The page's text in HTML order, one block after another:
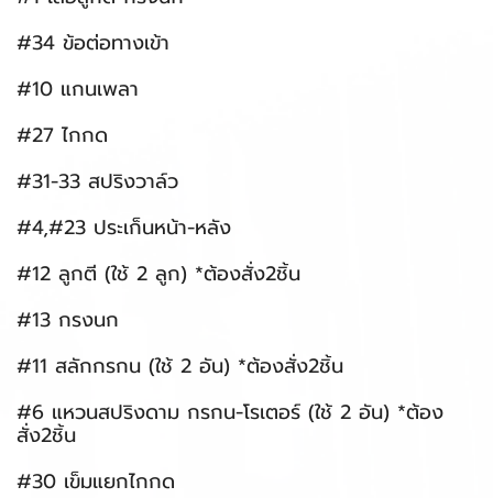
#34 ข้อต่อทางเข้า
#10 แกนเพลา
#27 ไกกด
#31-33 สปริงวาล์ว
#4,#23 ประเก็นหน้า-หลัง
#12 ลูกตี (ใช้ 2 ลูก) *ต้องสั่ง2ชิ้น
#13 กรงนก
#11 สลักกรกน (ใช้ 2 อัน) *ต้องสั่ง2ชิ้น
#6 แหวนสปริงดาม กรกน-โรเตอร์ (ใช้ 2 อัน) *ต้อง
สั่ง2ชิ้น
#30 เข็มแยกไกกด